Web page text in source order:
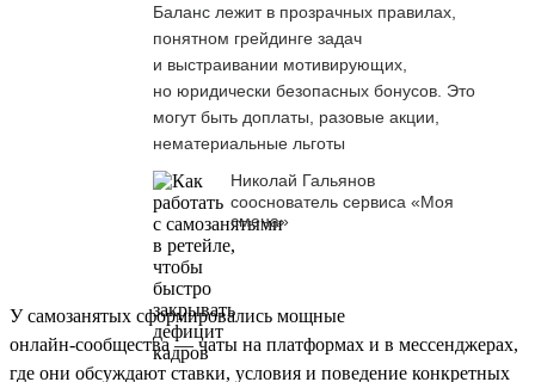
Баланс лежит в прозрачных правилах,
понятном грейдинге задач
и выстраивании мотивирующих,
но юридически безопасных бонусов. Это
могут быть доплаты, разовые акции,
нематериальные льготы
Николай Гальянов
сооснователь сервиса «Моя
смена»
У самозанятых сформировались мощные
онлайн‑сообщества — чаты на платформах и в мессенджерах,
где они обсуждают ставки, условия и поведение конкретных